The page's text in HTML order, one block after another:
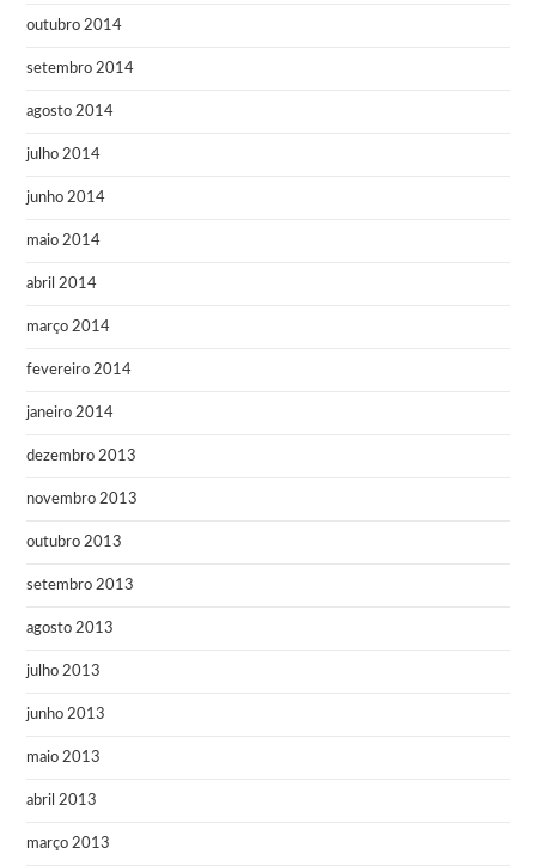
outubro 2014
setembro 2014
agosto 2014
julho 2014
junho 2014
maio 2014
abril 2014
março 2014
fevereiro 2014
janeiro 2014
dezembro 2013
novembro 2013
outubro 2013
setembro 2013
agosto 2013
julho 2013
junho 2013
maio 2013
abril 2013
março 2013